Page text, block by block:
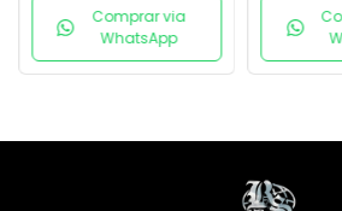
Comprar via
WhatsApp